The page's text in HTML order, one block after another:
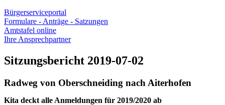
Bürgerserviceportal
Formulare - Anträge - Satzungen
Amtstafel online
Ihre Ansprechpartner
Sitzungsbericht 2019-07-02
Radweg von Oberschneiding nach Aiterhofen
Kita deckt alle Anmeldungen für 2019/2020 ab